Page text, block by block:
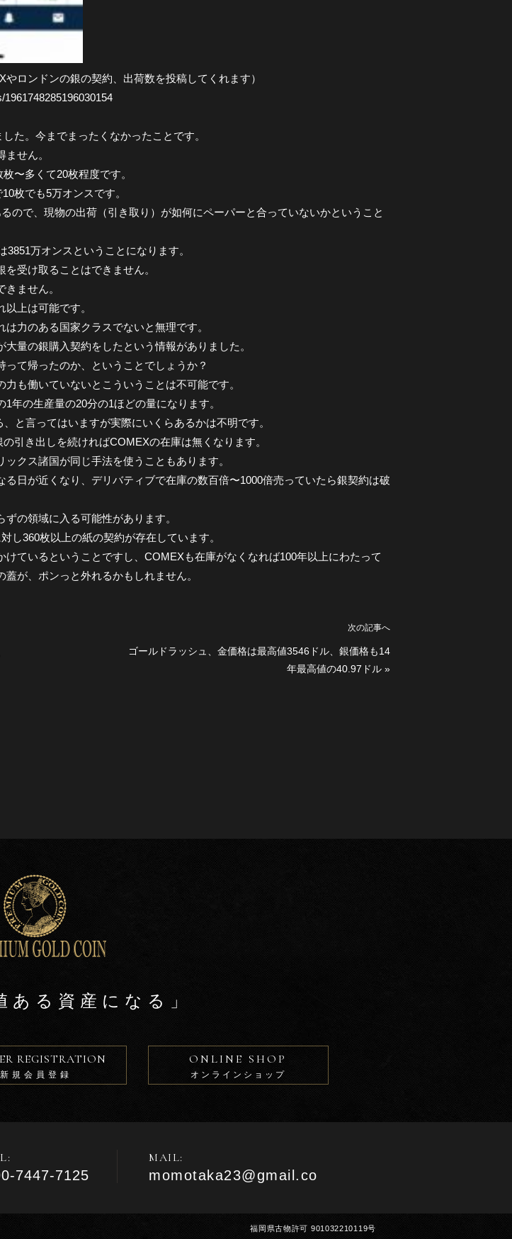
ロンドンの銀の契約、出荷数を投稿してくれます）
た。今までまったくなかったことです。
せん。
〜多くて20枚程度です。
枚でも5万オンスです。
ので、現物の出荷（引き取り）が如何にペーパーと合っていないかということ
万オンスということになります。
受け取ることはできません。
ません。
上は可能です。
力のある国家クラスでないと無理です。
量の銀購入契約をしたという情報がありました。
て帰ったのか、ということでしょうか？
も働いていないとこういうことは不可能です。
年の生産量の20分の1ほどの量になります。
と言ってはいますが実際にいくらあるかは不明です。
引き出しを続ければCOMEXの在庫は無くなります。
クス諸国が同じ手法を使うこともあります。
る日が近くなり、デリバティブで在庫の数百倍〜1000倍売っていたら銀契約は破
の領域に入る可能性があります。
し360枚以上の紙の契約が存在しています。
けているということですし、COMEXも在庫がなくなれば100年以上にわたって
が、ポンっと外れるかもしれません。
次の記事へ
ゴールドラッシュ、金価格は最高値3546ドル、銀価格も14
年最高値の40.97ドル »
ある資産になる」
REGISTRATION
新規会員登録
ONLINE SHOP
オンラインショップ
7447-7125
MAIL:
momotaka23@gmail.co
福岡県古物許可 901032210119号